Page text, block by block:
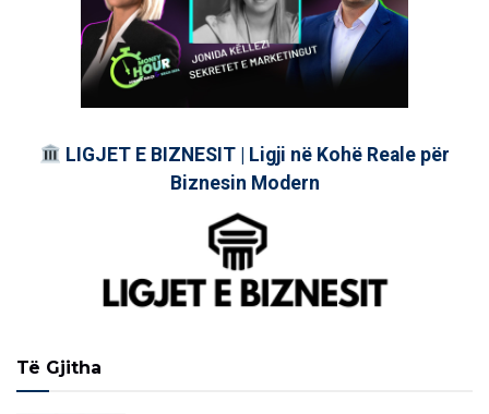
LIGJET E BIZNESIT | Ligji në Kohë Reale për
Biznesin Modern
Të Gjitha